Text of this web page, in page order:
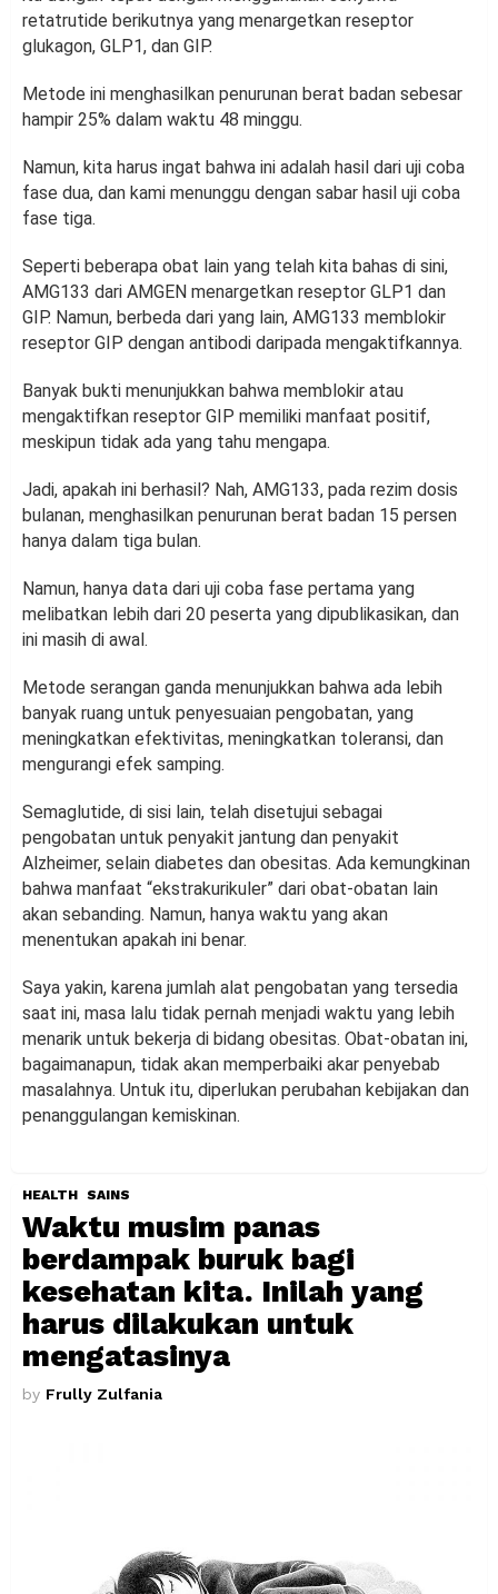
retatrutide berikutnya yang menargetkan reseptor
glukagon, GLP1, dan GIP.
Metode ini menghasilkan penurunan berat badan sebesar
hampir 25% dalam waktu 48 minggu.
Namun, kita harus ingat bahwa ini adalah hasil dari uji coba
fase dua, dan kami menunggu dengan sabar hasil uji coba
fase tiga.
Seperti beberapa obat lain yang telah kita bahas di sini,
AMG133 dari AMGEN menargetkan reseptor GLP1 dan
GIP. Namun, berbeda dari yang lain, AMG133 memblokir
reseptor GIP dengan antibodi daripada mengaktifkannya.
Banyak bukti menunjukkan bahwa memblokir atau
mengaktifkan reseptor GIP memiliki manfaat positif,
meskipun tidak ada yang tahu mengapa.
Jadi, apakah ini berhasil? Nah, AMG133, pada rezim dosis
bulanan, menghasilkan penurunan berat badan 15 persen
hanya dalam tiga bulan.
Namun, hanya data dari uji coba fase pertama yang
melibatkan lebih dari 20 peserta yang dipublikasikan, dan
ini masih di awal.
Metode serangan ganda menunjukkan bahwa ada lebih
banyak ruang untuk penyesuaian pengobatan, yang
meningkatkan efektivitas, meningkatkan toleransi, dan
mengurangi efek samping.
Semaglutide, di sisi lain, telah disetujui sebagai
pengobatan untuk penyakit jantung dan penyakit
Alzheimer, selain diabetes dan obesitas. Ada kemungkinan
bahwa manfaat “ekstrakurikuler” dari obat-obatan lain
akan sebanding. Namun, hanya waktu yang akan
menentukan apakah ini benar.
Saya yakin, karena jumlah alat pengobatan yang tersedia
saat ini, masa lalu tidak pernah menjadi waktu yang lebih
menarik untuk bekerja di bidang obesitas. Obat-obatan ini,
bagaimanapun, tidak akan memperbaiki akar penyebab
masalahnya. Untuk itu, diperlukan perubahan kebijakan dan
penanggulangan kemiskinan.
HEALTH SAINS
Waktu musim panas
berdampak buruk bagi
kesehatan kita. Inilah yang
harus dilakukan untuk
mengatasinya
by Frully Zulfania